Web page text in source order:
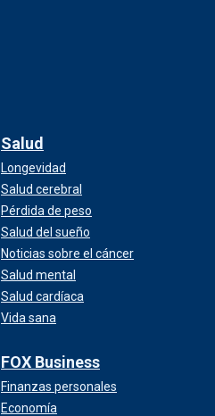
Salud
Longevidad
Salud cerebral
Pérdida de peso
Salud del sueño
Noticias sobre el cáncer
Salud mental
Salud cardíaca
Vida sana
FOX Business
Finanzas personales
Economía